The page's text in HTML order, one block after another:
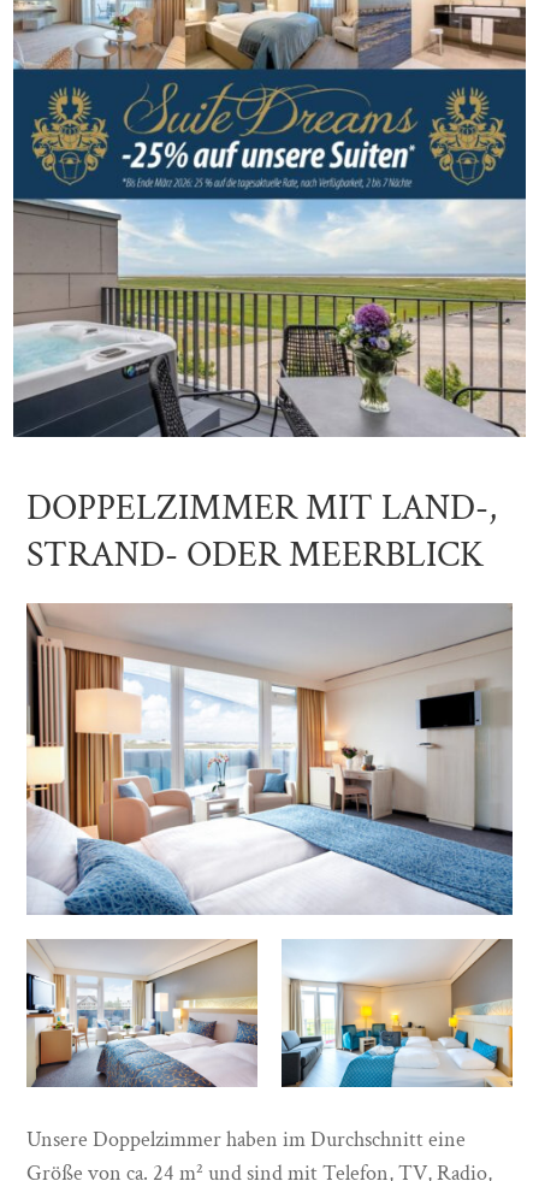
DOPPELZIMMER MIT LAND-,
STRAND- ODER MEERBLICK
Unsere Doppelzimmer haben im Durchschnitt eine
Größe von ca. 24 m² und sind mit Telefon, TV, Radio,